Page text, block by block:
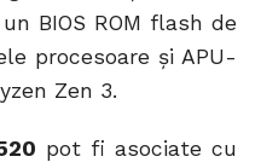
BIOS ROM flash de
procesoare și APU-
Zen 3.
pot fi asociate cu